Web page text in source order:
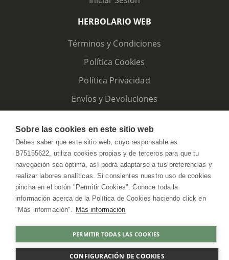
AGOTADO
HERBOLARIO WEB
Términos y Condiciones
Política Cookies
Política Privacidad
Envíos y Devoluciones
HerbolarioWeb © 2026. All Rights Reserved
Sobre las cookies en este sitio web
Debes saber que este sitio web, cuyo responsable es
B75155622, utiliza cookies propias y de terceros para que tu
navegación sea óptima, así podrá adaptarse a tus preferencias y
realizar labores analíticas. Si consientes nuestro uso de cookies
pincha en el botón "Permitir Cookies". Conoce toda la
información acerca de la Política de Cookies haciendo click en
"Más información". Más información
PERMITIR TODAS LAS COOKIES
CONFIGURACIÓN DE COOKIES